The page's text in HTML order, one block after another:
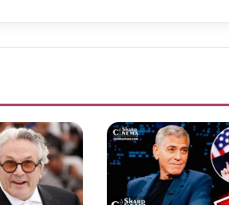
ن
ر
س
م
اً
ب
ه